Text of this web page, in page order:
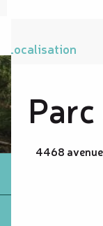
Localisation
4468